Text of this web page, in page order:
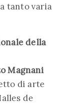
tanto varia
della
Magnani
di arte
de